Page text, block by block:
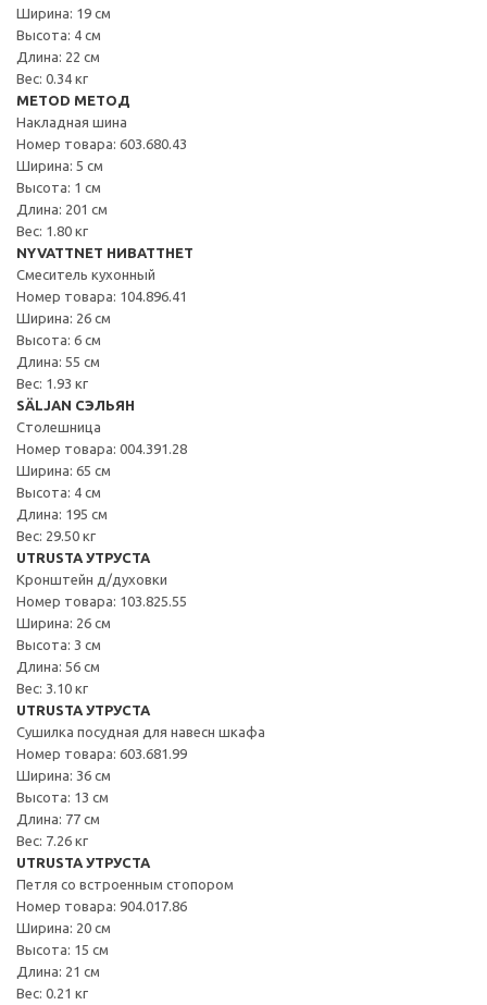
Ширина: 19 см
Высота: 4 см
Длина: 22 см
Вес: 0.34 кг
METOD МЕТОД
Накладная шина
Номер товара: 603.680.43
Ширина: 5 см
Высота: 1 см
Длина: 201 см
Вес: 1.80 кг
NYVATTNET НИВАТТНЕТ
Смеситель кухонный
Номер товара: 104.896.41
Ширина: 26 см
Высота: 6 см
Длина: 55 см
Вес: 1.93 кг
SÄLJAN СЭЛЬЯН
Столешница
Номер товара: 004.391.28
Ширина: 65 см
Высота: 4 см
Длина: 195 см
Вес: 29.50 кг
UTRUSTA УТРУСТА
Кронштейн д/духовки
Номер товара: 103.825.55
Ширина: 26 см
Высота: 3 см
Длина: 56 см
Вес: 3.10 кг
UTRUSTA УТРУСТА
Сушилка посудная для навесн шкафа
Номер товара: 603.681.99
Ширина: 36 см
Высота: 13 см
Длина: 77 см
Вес: 7.26 кг
UTRUSTA УТРУСТА
Петля со встроенным стопором
Номер товара: 904.017.86
Ширина: 20 см
Высота: 15 см
Длина: 21 см
Вес: 0.21 кг